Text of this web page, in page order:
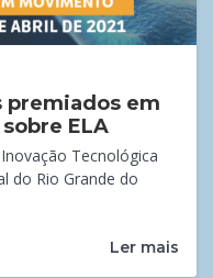
premiados em
ELA
Tecnológica
do Rio Grande do
Ler mais